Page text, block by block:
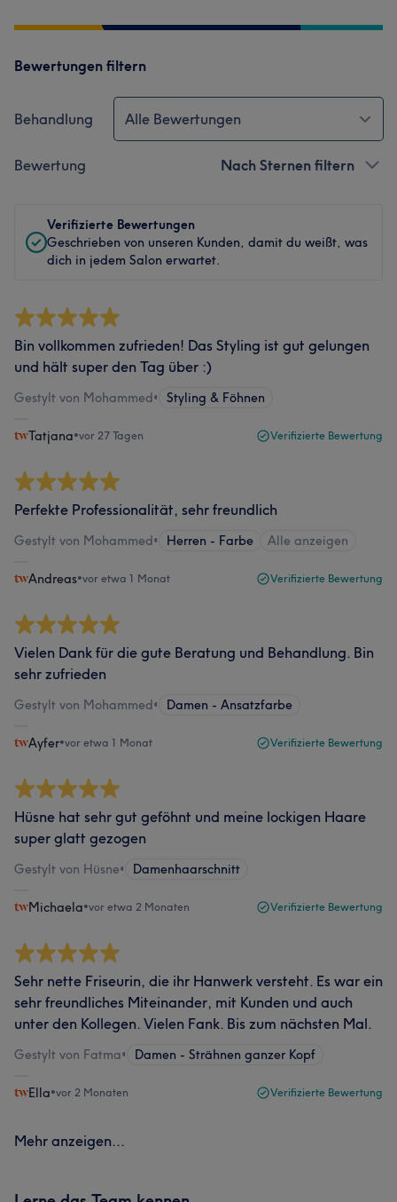
Bewertungen filtern
Behandlung Alle Bewertungen
Bewertung Nach Sternen filtern
Verifizierte Bewertungen
Geschrieben von unseren Kunden, damit du weißt, was
dich in jedem Salon erwartet.
Bin vollkommen zufrieden! Das Styling ist gut gelungen
und hält super den Tag über :)
Gestylt von Mohammed• Styling & Föhnen
Tatjana•vor 27 Tagen Verifizierte Bewertung
Perfekte Professionalität, sehr freundlich
Gestylt von Mohammed• Herren - Farbe Alle anzeigen
Andreas•vor etwa 1 Monat Verifizierte Bewertung
Vielen Dank für die gute Beratung und Behandlung. Bin
sehr zufrieden
Gestylt von Mohammed• Damen - Ansatzfarbe
Ayfer•vor etwa 1 Monat Verifizierte Bewertung
Hüsne hat sehr gut geföhnt und meine lockigen Haare
super glatt gezogen
Gestylt von Hüsne• Damenhaarschnitt
Michaela•vor etwa 2 Monaten Verifizierte Bewertung
Sehr nette Friseurin, die ihr Hanwerk versteht. Es war ein
sehr freundliches Miteinander, mit Kunden und auch
unter den Kollegen. Vielen Fank. Bis zum nächsten Mal.
Gestylt von Fatma• Damen - Strähnen ganzer Kopf
Ella•vor 2 Monaten Verifizierte Bewertung
Mehr anzeigen...